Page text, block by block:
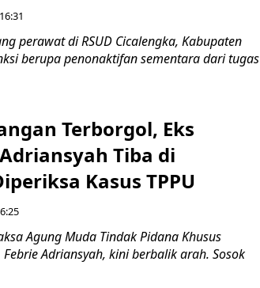
perawat di RSUD Cicalengka, Kabupaten
berupa penonaktifan sementara dari tugas
Terborgol, Eks
Tiba di
Kasus TPPU
Agung Muda Tindak Pidana Khusus
Adriansyah, kini berbalik arah. Sosok